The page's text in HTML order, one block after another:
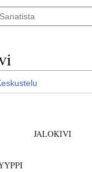
JALOKIVI